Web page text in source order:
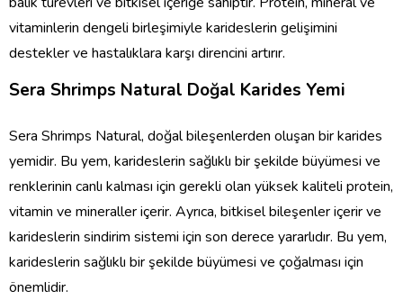
vitaminlerin dengeli birleşimiyle karideslerin gelişimini
destekler ve hastalıklara karşı direncini artırır.
Sera Shrimps Natural Doğal Karides Yemi
Sera Shrimps Natural, doğal bileşenlerden oluşan bir karides
yemidir. Bu yem, karideslerin sağlıklı bir şekilde büyümesi ve
renklerinin canlı kalması için gerekli olan yüksek kaliteli protein,
vitamin ve mineraller içerir. Ayrıca, bitkisel bileşenler içerir ve
karideslerin sindirim sistemi için son derece yararlıdır. Bu yem,
karideslerin sağlıklı bir şekilde büyümesi ve çoğalması için
önemlidir.